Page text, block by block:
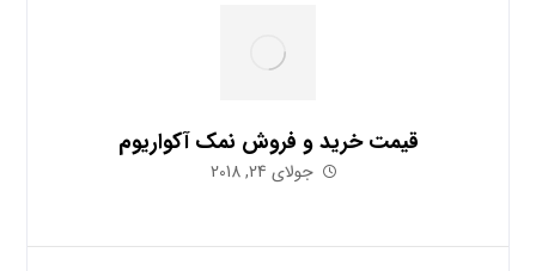
قیمت خرید و فروش نمک آکواریوم
جولای 24, 2018